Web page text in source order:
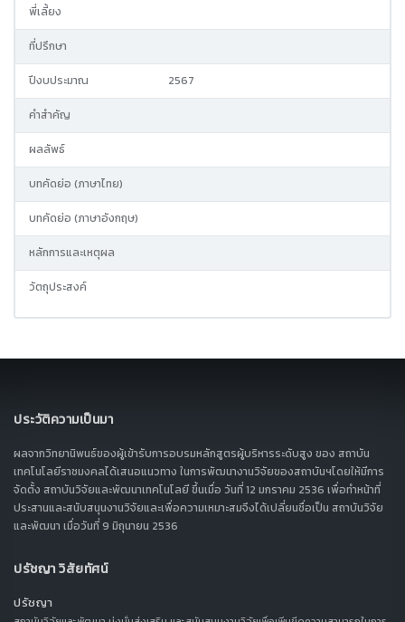
พี่เลี้ยง
ที่ปรึกษา
ปีงบประมาณ 2567
คำสำคัญ
ผลลัพธ์
บทคัดย่อ (ภาษาไทย)
บทคัดย่อ (ภาษาอังกฤษ)
หลักการและเหตุผล
วัตถุประสงค์
ประวัติความเป็นมา
ผลจากวิทยานิพนธ์ของผู้เข้ารับการอบรมหลักสูตรผู้บริหารระดับสูง ของ สถาบัน
เทคโนโลยีราชมงคลได้เสนอแนวทาง ในการพัฒนางานวิจัยของสถาบันฯโดยให้มีการ
จัดตั้ง สถาบันวิจัยและพัฒนาเทคโนโลยี ขึ้นเมื่อ วันที่ 12 มกราคม 2536 เพื่อทำหน้าที่
ประสานและสนับสนุนงานวิจัยและเพื่อความเหมาะสมจึงได้เปลี่ยนชื่อเป็น สถาบันวิจัย
และพัฒนา เมื่อวันที่ 9 มิถุนายน 2536
ปรัชญา วิสัยทัศน์
ปรัชญา